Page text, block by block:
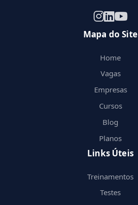
Mapa do Site
Home
Vagas
Empresas
Cursos
Blog
Planos
Links Úteis
Treinamentos
Testes